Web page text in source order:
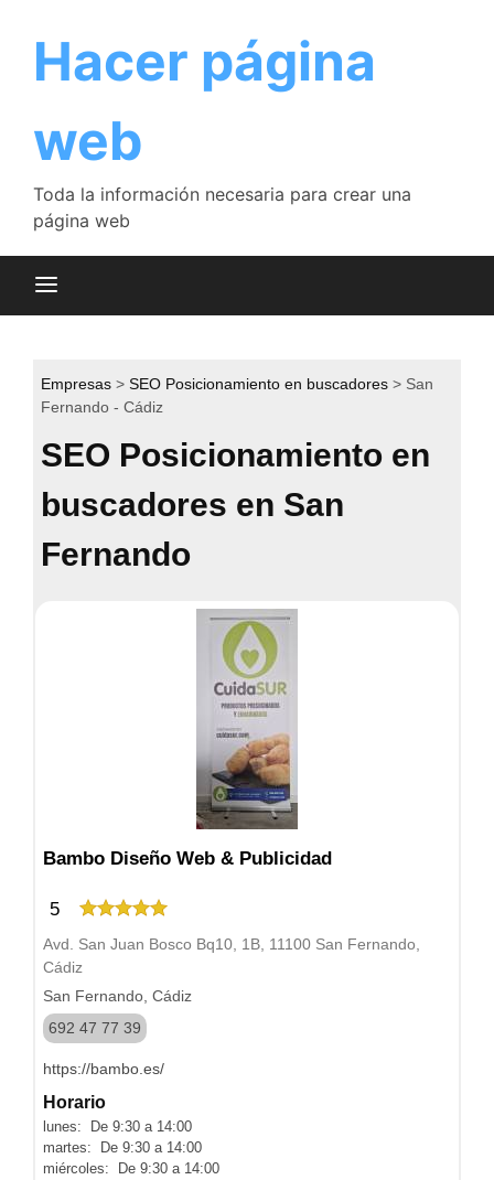
contenido
Hacer página
web
Toda la información necesaria para crear una
página web
Empresas SEO Posicionamiento en buscadores
San
Fernando - Cádiz
SEO Posicionamiento en
buscadores en San
Fernando
Bambo Diseño Web & Publicidad
5
Avd. San Juan Bosco Bq10, 1B, 11100 San Fernando,
Cádiz
San Fernando, Cádiz
692 47 77 39
https://bambo.es/
Horario
lunes: De 9:30 a 14:00
martes: De 9:30 a 14:00
miércoles: De 9:30 a 14:00